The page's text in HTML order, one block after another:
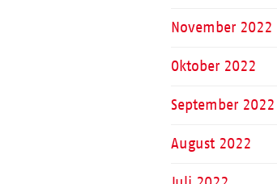
November 2022
Oktober 2022
September 2022
August 2022